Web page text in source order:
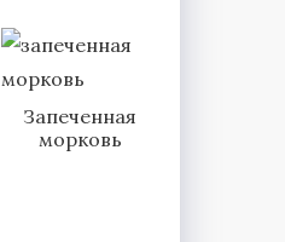
Запеченная
морковь